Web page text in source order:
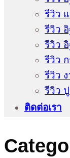
รีวิว
รีวิว
รีวิว
รีวิว
รีวิว
รีวิว
ติดต่อเรา